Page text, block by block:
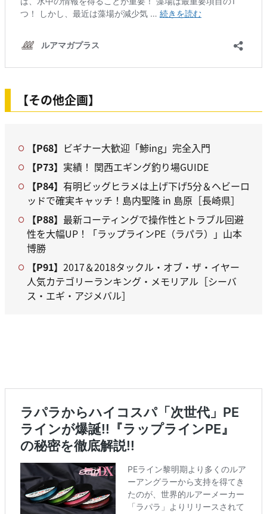
【その他企画】
【P68】 ビギナー大歓迎「鯵ing」完全入門
【P73】 実績！ 関西エギング釣り場GUIDE
【P84】 有明ビッグヒラメは上げ下げ5分＆ヘビーロ
ッドで確実キャッチ！島内聖隆 in 島原［長崎県］
【P88】 最新コーティングで操作性とトラブル回避
性を大幅UP！「ラップラインPE（ラパラ）」山本
博勝
【P91】 2017＆2018タックル・オブ・ザ・イヤー
人気カテゴリーランキング・メモリアル［シーバ
ス・エギ・アジメバル］